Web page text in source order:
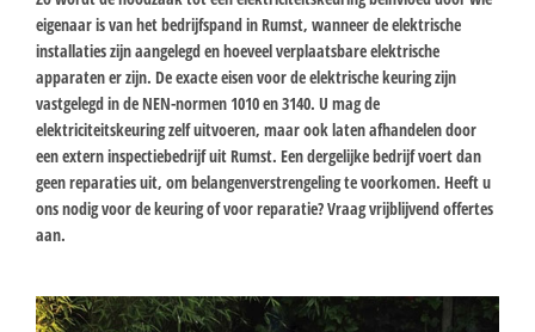
eigenaar is van het bedrijfspand in Rumst, wanneer de elektrische
installaties zijn aangelegd en hoeveel verplaatsbare elektrische
apparaten er zijn. De exacte eisen voor de elektrische keuring zijn
vastgelegd in de NEN-normen 1010 en 3140. U mag de
elektriciteitskeuring zelf uitvoeren, maar ook laten afhandelen door
een extern inspectiebedrijf uit Rumst. Een dergelijke bedrijf voert dan
geen reparaties uit, om belangenverstrengeling te voorkomen. Heeft u
ons nodig voor de keuring of voor reparatie? Vraag vrijblijvend offertes
aan.